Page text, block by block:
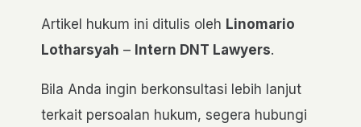
Artikel hukum ini ditulis oleh Linomario
Lotharsyah – Intern DNT Lawyers.
Bila Anda ingin berkonsultasi lebih lanjut
terkait persoalan hukum, segera hubungi